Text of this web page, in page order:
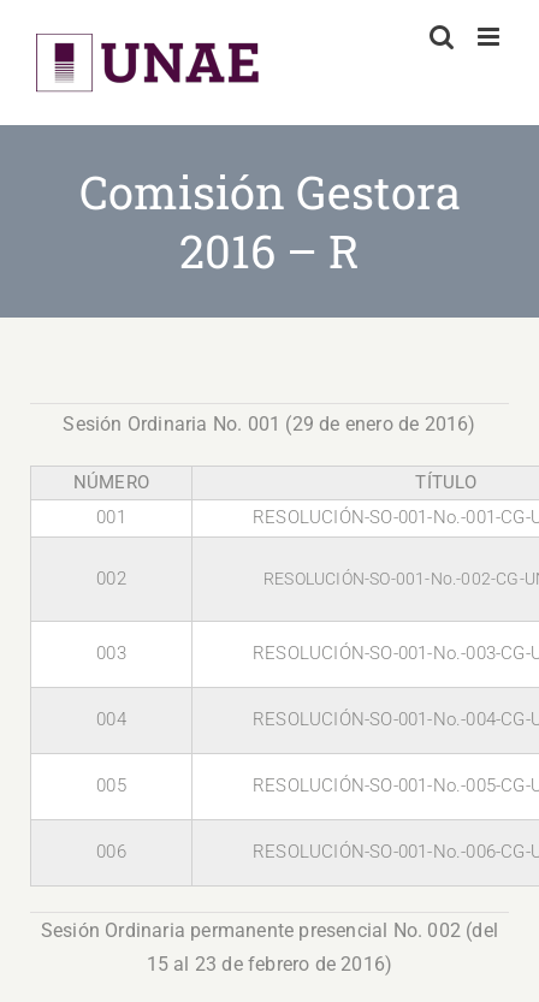
content
Comisión Gestora
2016 – R
Sesión Ordinaria No. 001 (29 de enero de 2016)
NÚMERO
TÍTULO
001
RESOLUCIÓN-SO-001-No.-001-CG-
002 RESOLUCIÓN-SO-001-No.-002-CG-
003 RESOLUCIÓN-SO-001-No.-003-CG-
004 RESOLUCIÓN-SO-001-No.-004-CG-
005 RESOLUCIÓN-SO-001-No.-005-CG-
006 RESOLUCIÓN-SO-001-No.-006-CG-
Sesión Ordinaria permanente presencial No. 002 (del
15 al 23 de febrero de 2016)